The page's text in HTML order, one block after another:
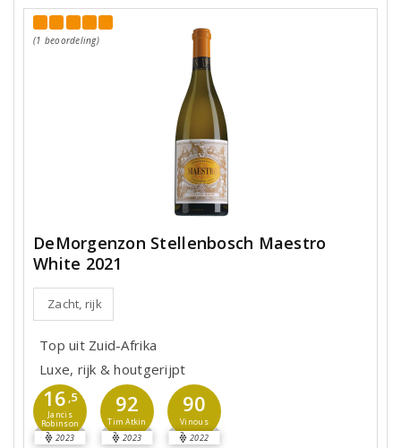
(1 beoordeling)
DeMorgenzon Stellenbosch Maestro
White 2021
Zacht, rijk
Top uit Zuid-Afrika
Luxe, rijk & houtgerijpt
16 ,5
Jancis
Robinson
2023
92
Tim Atkin
2023
90
Vinous
2022